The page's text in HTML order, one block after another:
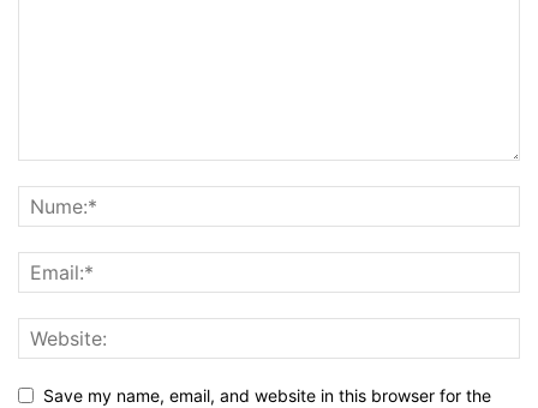
Save my name, email, and website in this browser for the